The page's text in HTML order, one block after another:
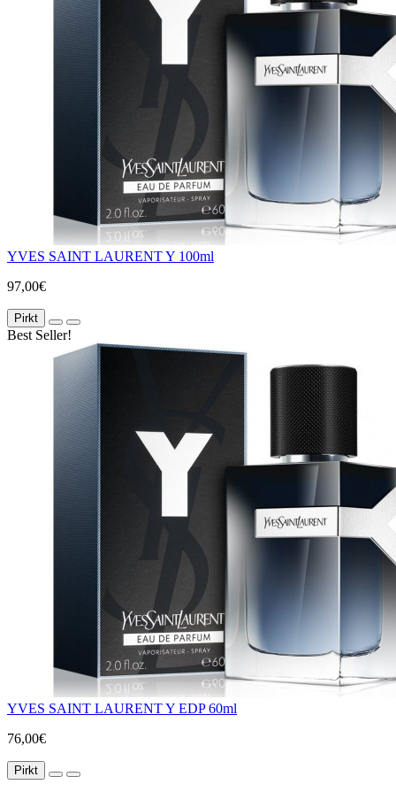
YVES SAINT LAURENT Y 100ml
97,00€
Pirkt
Best Seller!
YVES SAINT LAURENT Y EDP 60ml
76,00€
Pirkt